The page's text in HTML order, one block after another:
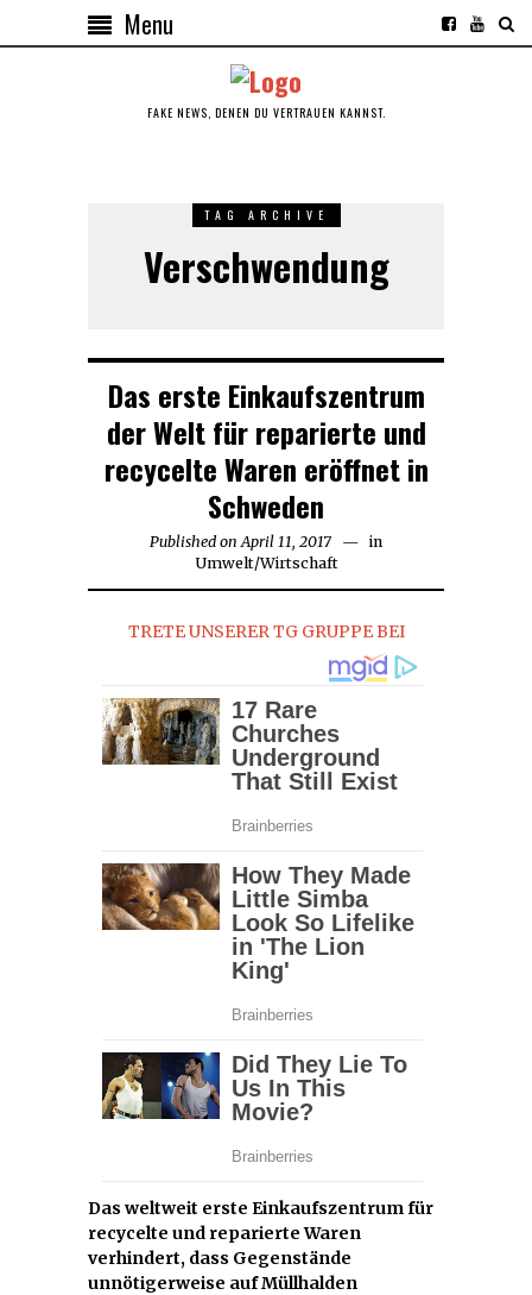
Menu
FAKE NEWS, DENEN DU VERTRAUEN KANNST.
TAG ARCHIVE
Verschwendung
Das erste Einkaufszentrum
der Welt für reparierte und
recycelte Waren eröffnet in
Schweden
Published on April 11, 2017
in
Umwelt/Wirtschaft
TRETE UNSERER TG GRUPPE BEI
Das weltweit erste Einkaufszentrum für
recycelte und reparierte Waren
verhindert, dass Gegenstände
unnötigerweise auf Müllhalden